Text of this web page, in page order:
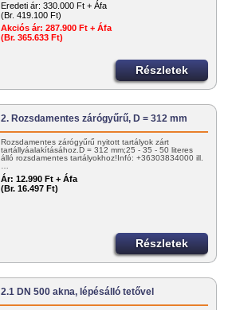
Eredeti ár: 330.000 Ft + Áfa
(Br. 419.100 Ft)
Akciós ár: 287.900 Ft + Áfa
(Br. 365.633 Ft)
Részletek
2. Rozsdamentes zárógyűrű, D = 312 mm
Rozsdamentes zárógyűrű nyitott tartályok zárt
tartállyáalakításához.D = 312 mm;25 - 35 - 50 literes
álló rozsdamentes tartályokhoz!Infó: +36303834000 ill.
…
Ár: 12.990 Ft + Áfa
(Br. 16.497 Ft)
Részletek
2.1 DN 500 akna, lépésálló tetővel